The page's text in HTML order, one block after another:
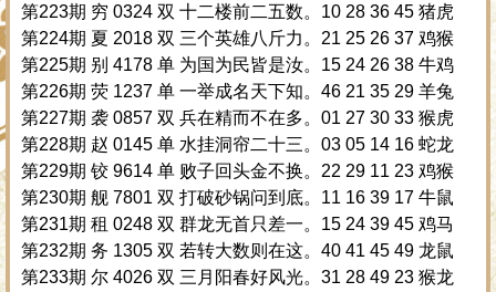
第223期 穷 0324 双 十二楼前二五数。10 28 36 45 猪虎
第224期 夏 2018 双 三个英雄八斤力。21 25 26 37 鸡猴
第225期 别 4178 单 为国为民皆是汝。15 24 26 38 牛鸡
第226期 荧 1237 单 一举成名天下知。46 21 35 29 羊兔
第227期 袭 0857 双 兵在精而不在多。01 27 30 33 猴虎
第228期 赵 0145 单 水挂洞帘二十三。03 05 14 16 蛇龙
第229期 铰 9614 单 败子回头金不换。22 29 11 23 鸡猴
第230期 舰 7801 双 打破砂锅问到底。11 16 39 17 牛鼠
第231期 租 0248 双 群龙无首只差一。15 24 39 45 鸡马
第232期 务 1305 双 若转大数则在这。40 41 45 49 龙鼠
第233期 尔 4026 双 三月阳春好风光。31 28 49 23 猴龙